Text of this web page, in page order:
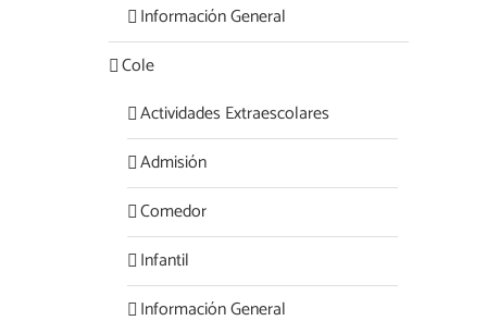
Información General
Cole
Actividades Extraescolares
Admisión
Comedor
Infantil
Información General